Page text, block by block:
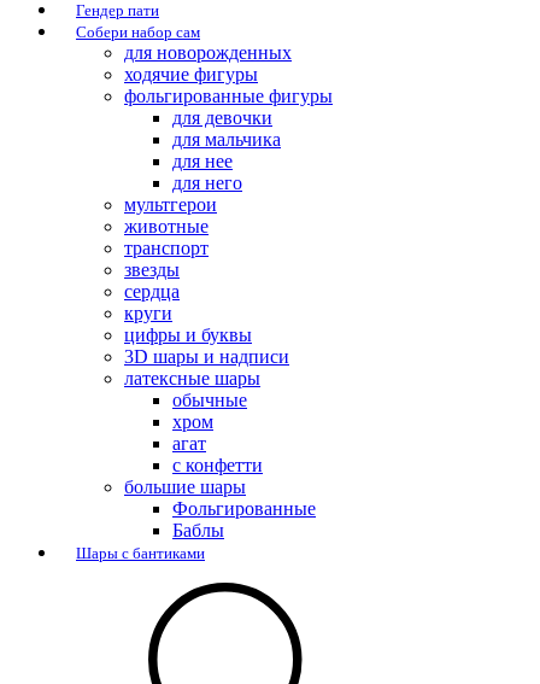
Гендер пати
Собери набор сам
для новорожденных
ходячие фигуры
фольгированные фигуры
для девочки
для мальчика
для нее
для него
мультгерои
животные
транспорт
звезды
сердца
круги
цифры и буквы
3D шары и надписи
латексные шары
обычные
хром
агат
с конфетти
большие шары
Фольгированные
Баблы
Шары с бантиками